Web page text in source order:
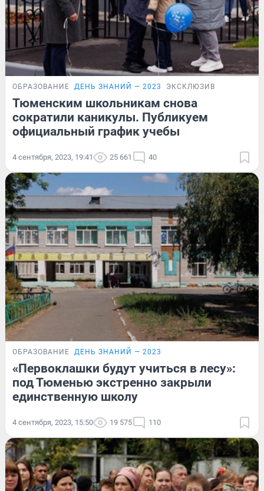
ОБРАЗОВАНИЕ ДЕНЬ ЗНАНИЙ — 2023 ЭКСКЛЮЗИВ
Тюменским школьникам снова
сократили каникулы. Публикуем
официальный график учебы
4 сентября, 2023, 19:41 25 661 40
ОБРАЗОВАНИЕ ДЕНЬ ЗНАНИЙ — 2023
«Первоклашки будут учиться в лесу»:
под Тюменью экстренно закрыли
единственную школу
4 сентября, 2023, 15:50 19 575 110